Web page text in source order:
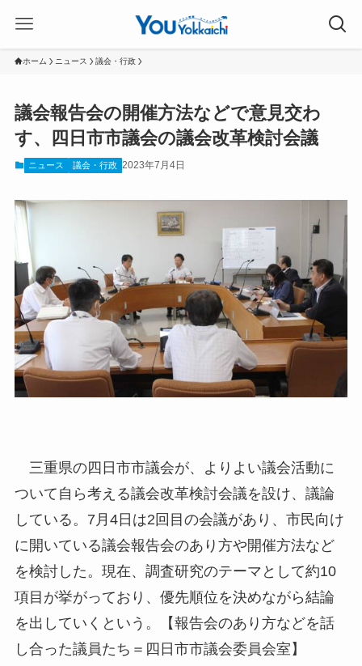
ホーム ニュース 議会・行政
議会報告会の開催方法などで意見交わ
す、四日市市議会の議会改革検討会議
ニュース 議会・行政 2023年7月4日
三重県の四日市市議会が、よりよい議会活動に
ついて自ら考える議会改革検討会議を設け、議論
している。7月4日は2回目の会議があり、市民向け
に開いている議会報告会のあり方や開催方法など
を検討した。現在、調査研究のテーマとして約10
項目が挙がっており、優先順位を決めながら結論
を出していくという。【報告会のあり方などを話
し合った議員たち＝四日市市議会委員会室】